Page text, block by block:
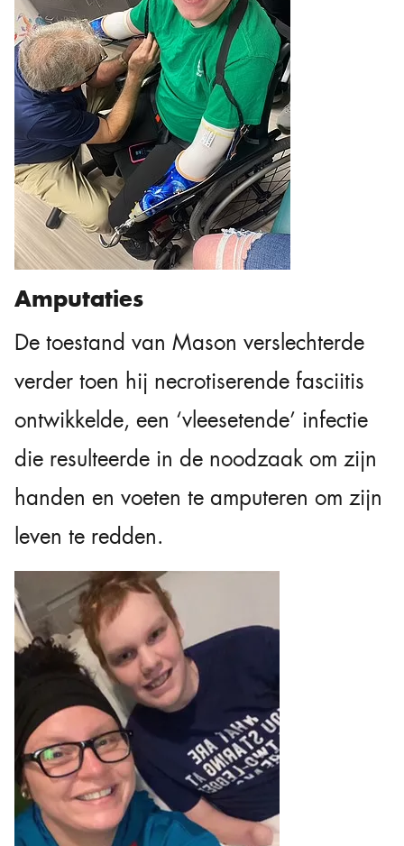
Amputaties
De toestand van Mason verslechterde
verder toen hij necrotiserende fasciitis
ontwikkelde, een ‘vleesetende’ infectie
die resulteerde in de noodzaak om zijn
handen en voeten te amputeren om zijn
leven te redden.